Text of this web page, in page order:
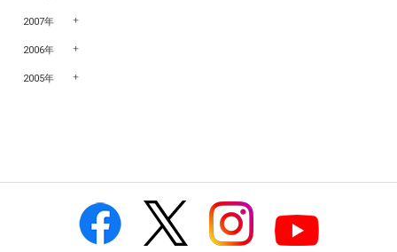
2007年
2006年
2005年